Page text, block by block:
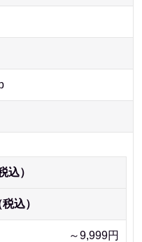
込）
込）
～9,999円